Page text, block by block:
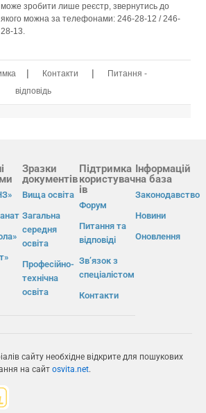
може зробити лише реєстр, звернутись до
якого можна за телефонами: 246-28-12 / 246-
28-13.
| Контакти |
Питання -
відповідь
Зразки
документів
Вища освіта
Загальна
середня
освіта
Професійно-
технічна
освіта
Підтримка
користувач
ів
Форум
Питання та
відповіді
Зв’язок з
спеціалістом
Контакти
Інформацій
на база
Законодавство
Новини
Оновлення
сайту необхідне відкрите для пошукових
на сайт osvita.net.